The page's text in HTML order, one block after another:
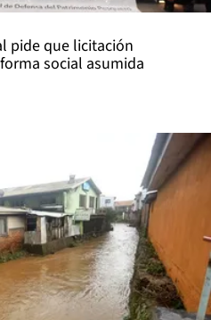
pide que licitación
social asumida